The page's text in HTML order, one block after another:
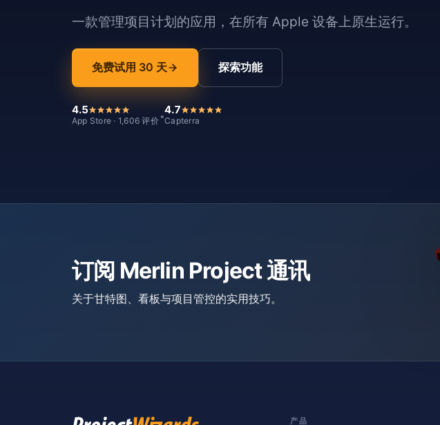
一款管理项目计划的应用，在所有 Apple 设备上原生运行。
免费试用 30 天 探索功能
4.5
App Store · 1,606 评价 *
4.7
Capterra
订阅 Merlin Project 通讯
关于甘特图、看板与项目管控的实用技巧。
产品